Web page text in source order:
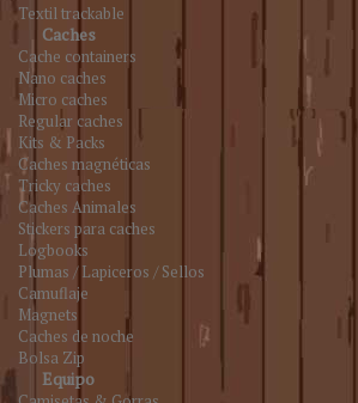
Textil trackable
Caches
Cache containers
Nano caches
Micro caches
Regular caches
Kits & Packs
Caches magnéticas
Tricky caches
Caches Animales
Stickers para caches
Logbooks
Plumas / Lapiceros / Sellos
Camuflaje
Magnets
Caches de noche
Bolsa Zip
Equipo